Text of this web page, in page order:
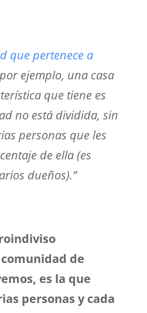
que pertenece a
ejemplo, una casa
que tiene es
no está dividida, sin
personas que les
de ella (es
dueños).”
de
es la que
personas y cada